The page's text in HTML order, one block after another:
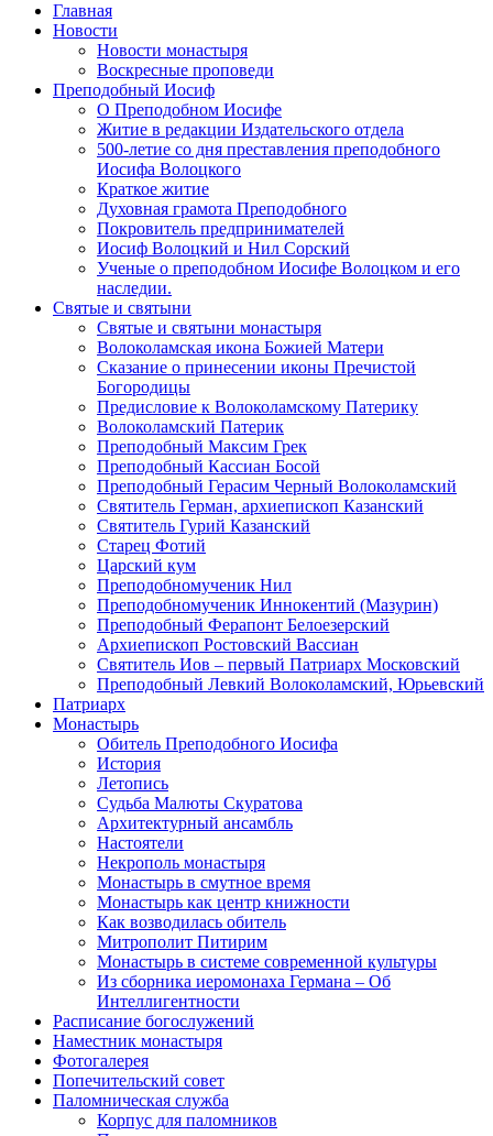
Главная
Новости
Новости монастыря
Воскресные проповеди
Преподобный Иосиф
О Преподобном Иосифе
Житие в редакции Издательского отдела
500-летие со дня преставления преподобного
Иосифа Волоцкого
Краткое житие
Духовная грамота Преподобного
Покровитель предпринимателей
Иосиф Волоцкий и Нил Сорский
Ученые о преподобном Иосифе Волоцком и его
наследии.
Святые и святыни
Святые и святыни монастыря
Волоколамская икона Божией Матери
Сказание о принесении иконы Пречистой
Богородицы
Предисловие к Волоколамскому Патерику
Волоколамский Патерик
Преподобный Максим Грек
Преподобный Кассиан Босой
Преподобный Герасим Черный Волоколамский
Святитель Герман, архиепископ Казанский
Святитель Гурий Казанский
Старец Фотий
Царский кум
Преподобномученик Нил
Преподобномученик Иннокентий (Мазурин)
Преподобный Ферапонт Белоезерский
Архиепископ Ростовский Вассиан
Святитель Иов – первый Патриарх Московский
Преподобный Левкий Волоколамский, Юрьевский
Патриарх
Монастырь
Обитель Преподобного Иосифа
История
Летопись
Судьба Малюты Скуратова
Архитектурный ансамбль
Настоятели
Некрополь монастыря
Монастырь в смутное время
Монастырь как центр книжности
Как возводилась обитель
Митрополит Питирим
Монастырь в системе современной культуры
Из сборника иеромонаха Германа – Об
Интеллигентности
Расписание богослужений
Наместник монастыря
Фотогалерея
Попечительский совет
Паломническая служба
Корпус для паломников